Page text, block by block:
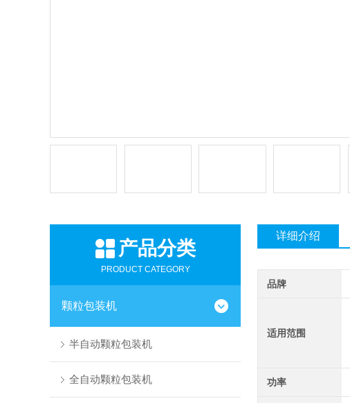
产品分类
PRODUCT CATEGORY
颗粒包装机
半自动颗粒包装机
全自动颗粒包装机
详细介绍
品牌
适用范围
功率